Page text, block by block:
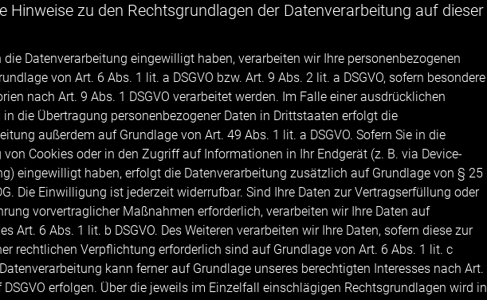
Hinweise zu den Rechtsgrundlagen der Datenverarbeitung auf dieser
die Datenverarbeitung eingewilligt haben, verarbeiten wir Ihre personenbezogenen
von Art. 6 Abs. 1 lit. a DSGVO bzw. Art. 9 Abs. 2 lit. a DSGVO, sofern besondere
nach Art. 9 Abs. 1 DSGVO verarbeitet werden. Im Falle einer ausdrücklichen
die Übertragung personenbezogener Daten in Drittstaaten erfolgt die
außerdem auf Grundlage von Art. 49 Abs. 1 lit. a DSGVO. Sofern Sie in die
von Cookies oder in den Zugriff auf Informationen in Ihr Endgerät (z. B. via Device-
eingewilligt haben, erfolgt die Datenverarbeitung zusätzlich auf Grundlage von § 25
Die Einwilligung ist jederzeit widerrufbar. Sind Ihre Daten zur Vertragserfüllung oder
vorvertraglicher Maßnahmen erforderlich, verarbeiten wir Ihre Daten auf
Art. 6 Abs. 1 lit. b DSGVO. Des Weiteren verarbeiten wir Ihre Daten, sofern diese zur
rechtlichen Verpflichtung erforderlich sind auf Grundlage von Art. 6 Abs. 1 lit. c
Datenverarbeitung kann ferner auf Grundlage unseres berechtigten Interesses nach Art.
DSGVO erfolgen. Über die jeweils im Einzelfall einschlägigen Rechtsgrundlagen wird in